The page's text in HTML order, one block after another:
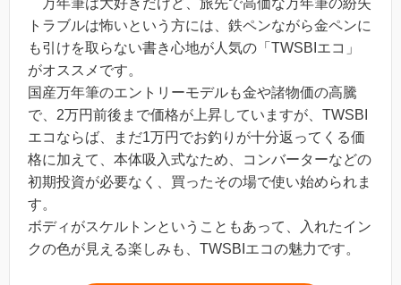
万年筆は大好きだけど、旅先で高価な万年筆の紛失
トラブルは怖いという方には、鉄ペンながら金ペンに
も引けを取らない書き心地が人気の「TWSBIエコ」
がオススメです。
国産万年筆のエントリーモデルも金や諸物価の高騰
で、2万円前後まで価格が上昇していますが、TWSBI
エコならば、まだ1万円でお釣りが十分返ってくる価
格に加えて、本体吸入式なため、コンバーターなどの
初期投資が必要なく、買ったその場で使い始められま
す。
ボディがスケルトンということもあって、入れたイン
クの色が見える楽しみも、TWSBIエコの魅力です。